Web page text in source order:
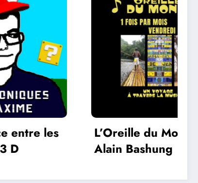
L’Oreille du Monde –
Alain Bashung